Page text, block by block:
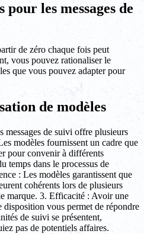
les messages de
de zéro chaque fois peut
vous pouvez rationaliser le
que vous pouvez adapter pour
de modèles
de suivi offre plusieurs
modèles fournissent un cadre que
pour convenir à différents
temps dans le processus de
: Les modèles garantissent que
cohérents lors de plusieurs
marque. 3. Efficacité : Avoir une
vous permet de répondre
de suivi se présentent,
pas de potentiels affaires.